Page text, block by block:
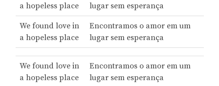
a hopeless place
lugar sem esperança
We found love in
a hopeless place
Encontramos o amor em um
lugar sem esperança
We found love in
a hopeless place
Encontramos o amor em um
lugar sem esperança